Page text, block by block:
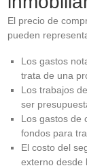
El precio de
pueden
Los gastos
trata de una
Los trabajos
ser
Los gastos de
fondos para
El costo del
externo desde